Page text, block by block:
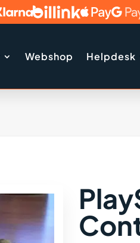
Webshop Helpdesk